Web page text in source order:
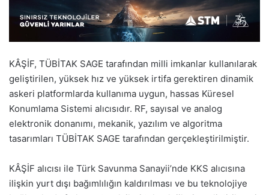
KÂŞİF, TÜBİTAK SAGE tarafından milli imkanlar kullanılarak
geliştirilen, yüksek hız ve yüksek irtifa gerektiren dinamik
askeri platformlarda kullanıma uygun, hassas Küresel
Konumlama Sistemi alıcısıdır. RF, sayısal ve analog
elektronik donanımı, mekanik, yazılım ve algoritma
tasarımları TÜBİTAK SAGE tarafından gerçekleştirilmiştir.
KÂŞİF alıcısı ile Türk Savunma Sanayii’nde KKS alıcısına
ilişkin yurt dışı bağımlılığın kaldırılması ve bu teknolojiye